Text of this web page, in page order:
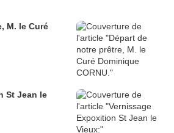
M. le Curé
St Jean le